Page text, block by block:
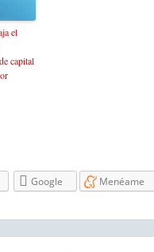
el
capital
Google Menéame